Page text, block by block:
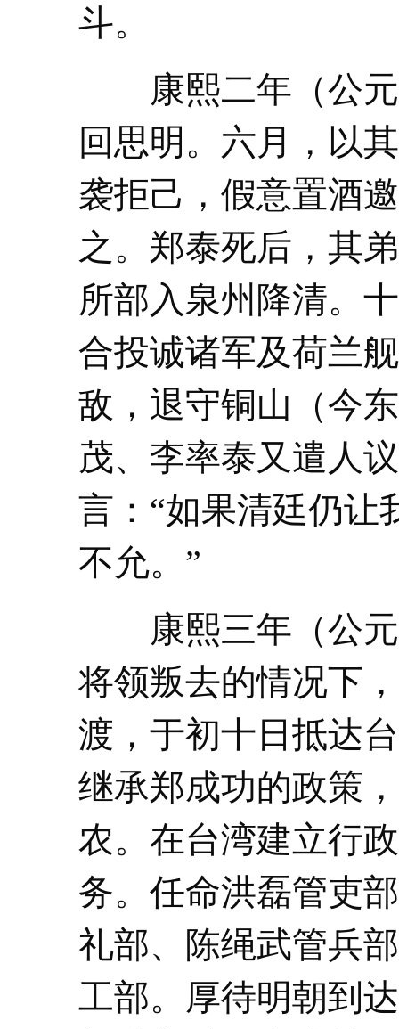
斗。
康熙二年（公元
回思明。六月，以
袭拒己，假意置酒
之。郑泰死后，其
所部入泉州降清。
合投诚诸军及荷兰
敌，退守铜山（今
茂、李率泰又遣人
言：“如果清廷仍让
不允。”
康熙三年（公元
将领叛去的情况下
渡，于初十日抵达
继承郑成功的政策
农。在台湾建立行
务。任命洪磊管吏
礼部、陈绳武管兵
工部。厚待明朝到